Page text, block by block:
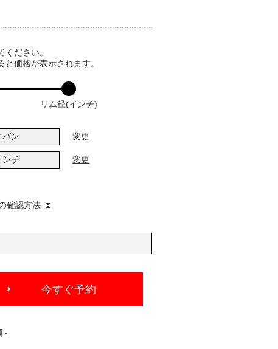
ださい。
価格が表示されます。
リム径(インチ)
バン 変更
ンチ 変更
確認方法
今すぐ予約
-